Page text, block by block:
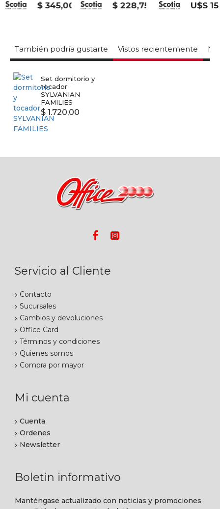
$ 345,00
$ 228,75
U$S 15
También podría gustarte Vistos recientemente
Set dormitorio y
tocador
SYLVANIAN
FAMILIES
$ 1.720,00
Servicio al Cliente
Contacto
Sucursales
Cambios y devoluciones
Office Card
Términos y condiciones
Quienes somos
Compra por mayor
Mi cuenta
Cuenta
Ordenes
Newsletter
Boletin informativo
Manténgase actualizado con noticias y promociones